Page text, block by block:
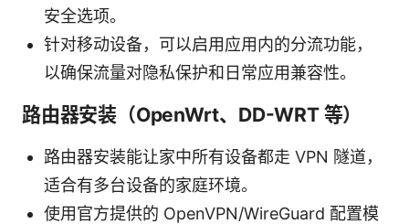
安全选项。
针对移动设备，可以启用应用内的分流功能，
以确保流量对隐私保护和日常应用兼容性。
路由器安装（OpenWrt、DD-WRT 等）
路由器安装能让家中所有设备都走 VPN 隧道，
适合有多台设备的家庭环境。
使用官方提供的 OpenVPN/WireGuard 配置模